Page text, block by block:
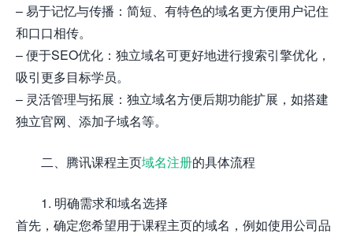
– 易于记忆与传播：简短、有特色的域名更方便用户记住
和口口相传。
– 便于SEO优化：独立域名可更好地进行搜索引擎优化，
吸引更多目标学员。
– 灵活管理与拓展：独立域名方便后期功能扩展，如搭建
独立官网、添加子域名等。
二、腾讯课程主页域名注册的具体流程
1. 明确需求和域名选择
首先，确定您希望用于课程主页的域名，例如使用公司品